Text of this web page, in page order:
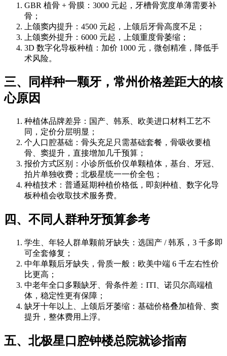
GBR 植骨 + 骨膜：3000 元起，牙槽骨宽度单薄需要补
骨；
上颌窦内提升：4500 元起，上颌后牙骨高度不足；
上颌窦外提升：6000 元起，上颌重度骨萎缩；
3D 数字化导板种植：加价 1000 元，微创精准，降低手
术风险。
三、同样种一颗牙，常州价格差距大的核
心原因
种植体品牌差异：国产、韩系、欧美进口材料工艺不
同，定价分层明显；
个人口腔基础：骨头充足只需基础套餐，骨吸收要植
骨、窦提升，直接增加几千预算；
报价方式区别：小诊所低价仅单颗植体，基台、牙冠、
拍片单独收费；北极星统一一价全包；
种植技术：普通延期种植价格低，即刻种植、数字化导
板种植会收取技术服务费。
四、不同人群种牙预算参考
学生、年轻人群单颗前牙缺失：选国产 / 韩系，3 千多即
可全套修复；
中年单颗后牙缺失，骨质一般：欧美中端 6 千左右性价
比更高；
中老年全口多颗缺牙、骨条件差：ITI、诺贝尔高端植
体，稳定性更有保障；
缺牙十年以上、上颌后牙萎缩：基础价格叠加植骨、窦
提升，整体费用上浮。
五、北极星口腔钟楼总院就诊指南